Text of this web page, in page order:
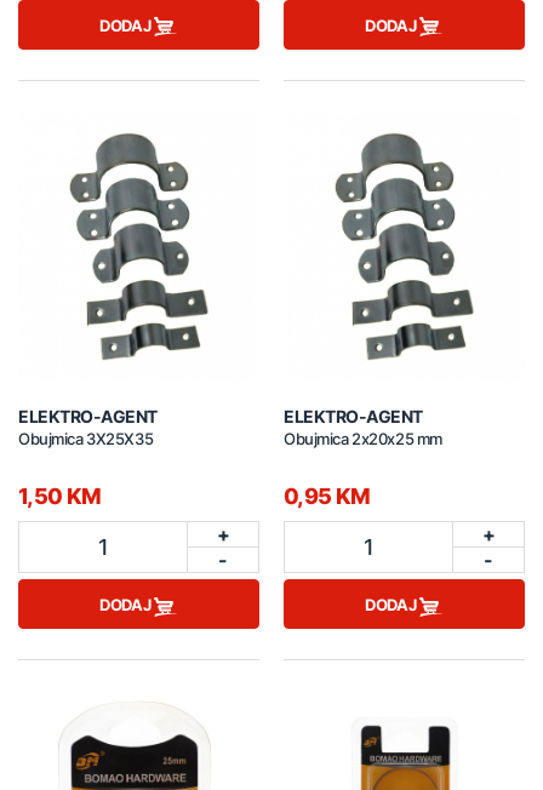
DODAJ DODAJ
ELEKTRO-AGENT
Obujmica 3X25X35
1,50 KM
1
+
-
DODAJ
ELEKTRO-AGENT
Obujmica 2x20x25 mm
0,95 KM
1
+
-
DODAJ